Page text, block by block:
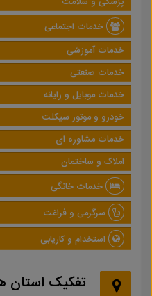
خدمات اجتماعی
خدمات آموزشی
خدمات صنعتی
خدمات موبایل و رایانه
خودرو و موتور سیکلت
خدمات مشاوره ای
املاک و ساختمان
خدمات خانگی
سرگرمی و فراغت
استخدام و کاریابی
تفکیک استان